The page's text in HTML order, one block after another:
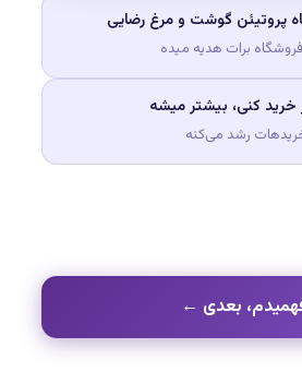
پروتیئن گوشت و مرغ رضایی
برات هدیه میده
کنی، بیشتر میشه
خریدهات رشد می‌کنه
بعدی ←